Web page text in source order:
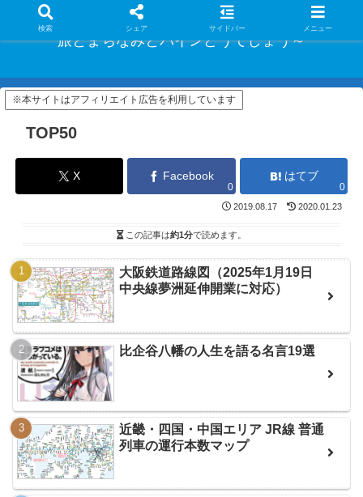
旅とまちなみとパインどうでしょう～
※本サイトはアフィリエイト広告を利用しています
TOP50
X Facebook
0
はてブ
0
2019.08.17 2020.01.23
この記事は約1分で読めます。
大阪鉄道路線図（2025年1月19日
中央線夢洲延伸開業に対応）
比企谷八幡の人生を語る名言19選
近畿・四国・中国エリア JR線 普通
列車の運行本数マップ
検索 シェア サイドバー メニュー